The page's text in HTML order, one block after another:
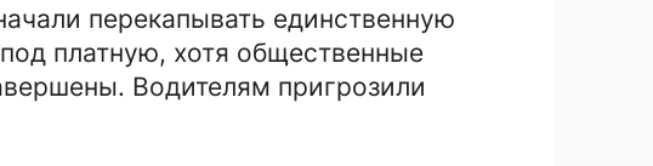
перекапывать единственную
платную, хотя общественные
Водителям пригрозили